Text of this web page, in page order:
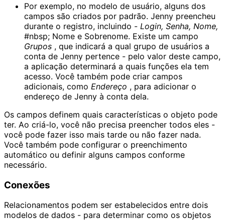
Por exemplo, no modelo de usuário, alguns dos
campos são criados por padrão. Jenny preencheu
durante o registro, incluindo - Login, Senha, Nome,
#nbsp; Nome e Sobrenome. Existe um campo
Grupos , que indicará a qual grupo de usuários a
conta de Jenny pertence - pelo valor deste campo,
a aplicação determinará a quais funções ela tem
acesso. Você também pode criar campos
adicionais, como Endereço , para adicionar o
endereço de Jenny à conta dela.
Os campos definem quais características o objeto pode
ter. Ao criá-lo, você não precisa preencher todos eles -
você pode fazer isso mais tarde ou não fazer nada.
Você também pode configurar o preenchimento
automático ou definir alguns campos conforme
necessário.
Conexões
Relacionamentos podem ser estabelecidos entre dois
modelos de dados - para determinar como os objetos